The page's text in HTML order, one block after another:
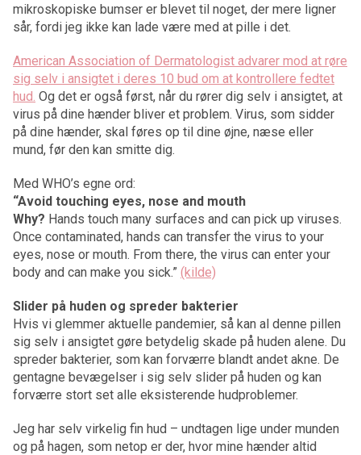
mikroskopiske bumser er blevet til noget, der mere ligner
sår, fordi jeg ikke kan lade være med at pille i det.
American Association of Dermatologist advarer mod at røre
sig selv i ansigtet i deres 10 bud om at kontrollere fedtet
hud. Og det er også først, når du rører dig selv i ansigtet, at
virus på dine hænder bliver et problem. Virus, som sidder
på dine hænder, skal føres op til dine øjne, næse eller
mund, før den kan smitte dig.
Med WHO’s egne ord:
“Avoid touching eyes, nose and mouth
Why? Hands touch many surfaces and can pick up viruses.
Once contaminated, hands can transfer the virus to your
eyes, nose or mouth. From there, the virus can enter your
body and can make you sick.” (kilde)
Slider på huden og spreder bakterier
Hvis vi glemmer aktuelle pandemier, så kan al denne pillen
sig selv i ansigtet gøre betydelig skade på huden alene. Du
spreder bakterier, som kan forværre blandt andet akne. De
gentagne bevægelser i sig selv slider på huden og kan
forværre stort set alle eksisterende hudproblemer.
Jeg har selv virkelig fin hud – undtagen lige under munden
og på hagen, som netop er der, hvor mine hænder altid